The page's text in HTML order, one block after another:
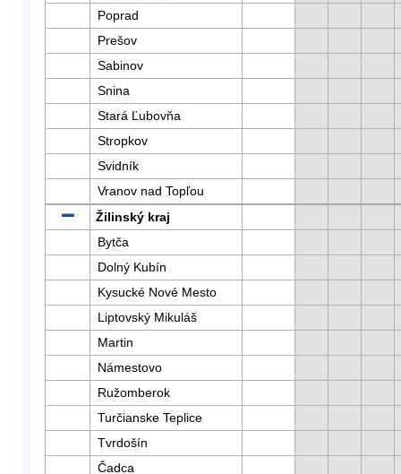
Poprad
Prešov
Sabinov
Snina
Stará Ľubovňa
Stropkov
Svidník
Vranov nad Topľou
Žilinský kraj
Bytča
Dolný Kubín
Kysucké Nové Mesto
Liptovský Mikuláš
Martin
Námestovo
Ružomberok
Turčianske Teplice
Tvrdošín
Čadca